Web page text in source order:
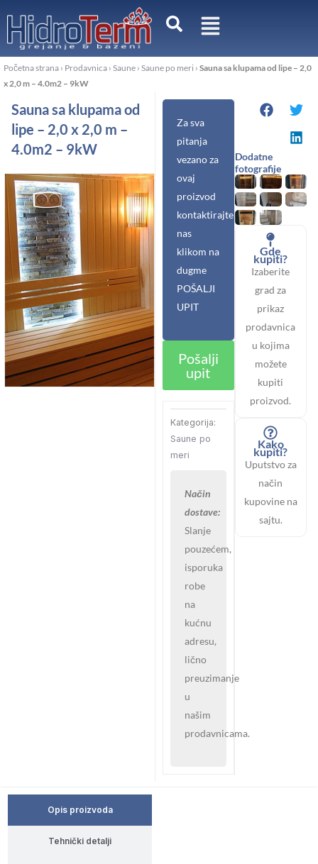
sadržaj
Početna strana › Prodavnica › Saune › Saune po meri › Sauna sa klupama od lipe – 2,0
x 2,0 m – 4.0m2 – 9kW
Sauna sa klupama od
lipe – 2,0 x 2,0 m –
4.0m2 – 9kW
Za sva
pitanja
vezano za
ovaj
proizvod
kontaktirajte
nas
klikom na
dugme
POŠALJI
UPIT
Pošalji
upit
Kategorija:
Saune po
meri
Način
dostave:
Slanje
pouzećem,
isporuka
robe
na
kućnu
adresu,
lično
preuzimanje
u
našim
prodavnicama.
Dodatne
fotografije
Gde
kupiti?
Izaberite
grad za
prikaz
prodavnica
u kojima
možete
kupiti
proizvod.
Kako
kupiti?
Uputstvo za
način
kupovine na
sajtu.
Opis proizvoda
Tehnički detalji